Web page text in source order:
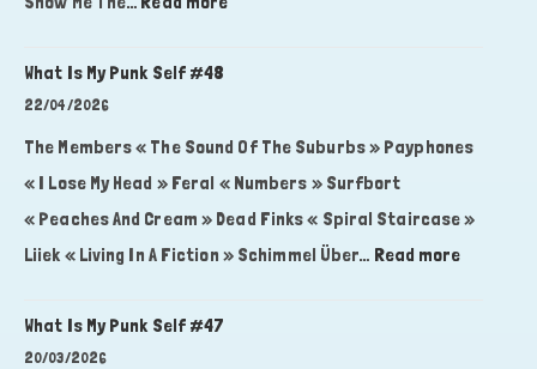
Self
#49
What Is My Punk Self #48
22/04/2026
The Members « The Sound Of The Suburbs » Payphones
« I Lose My Head » Feral « Numbers » Surfbort
« Peaches And Cream » Dead Finks « Spiral Staircase »
Liiek « Living In A Fiction » Schimmel Über… Read more:
What Is My Punk Self #47
20/03/2026